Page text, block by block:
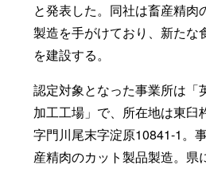
と発表した。同社は畜産精肉
製造を手がけており、新たな
を建設する。
認定対象となった事業所は「
加工工場」で、所在地は東臼
字門川尾末字淀原10841-1。
産精肉のカット製品製造。県